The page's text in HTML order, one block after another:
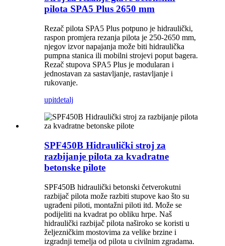
pilota SPA5 Plus 2650 mm
Rezač pilota SPA5 Plus potpuno je hidraulički,
raspon promjera rezanja pilota je 250-2650 mm,
njegov izvor napajanja može biti hidraulička
pumpna stanica ili mobilni strojevi poput bagera.
Rezač stupova SPA5 Plus je modularan i
jednostavan za sastavljanje, rastavljanje i
rukovanje.
upitdetalj
SPF450B Hidraulički stroj za
razbijanje pilota za kvadratne
betonske pilote
SPF450B hidraulički betonski četverokutni
razbijač pilota može razbiti stupove kao što su
ugrađeni piloti, montažni piloti itd. Može se
podijeliti na kvadrat po obliku hrpe. Naš
hidraulički razbijač pilota naširoko se koristi u
željezničkim mostovima za velike brzine i
izgradnji temelja od pilota u civilnim zgradama.